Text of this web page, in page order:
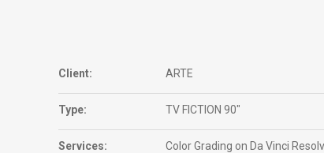
Client: ARTE
Type: TV FICTION 90"
Services: Color Grading on Da Vinci